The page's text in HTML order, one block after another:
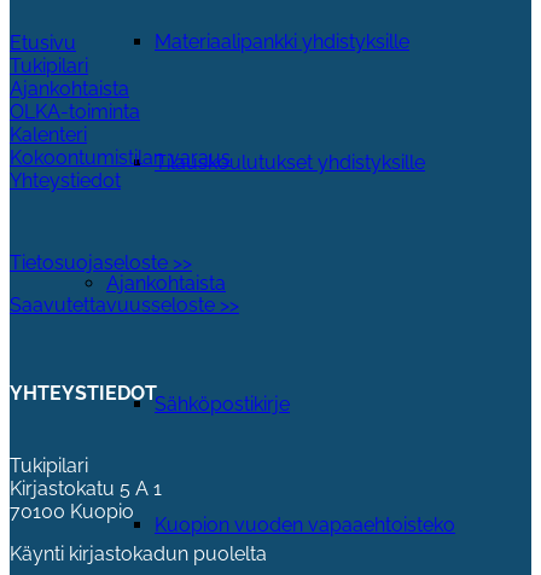
Materiaalipankki yhdistyksille
Tilauskoulutukset yhdistyksille
Ajankohtaista
Sähköpostikirje
Kuopion vuoden vapaaehtoisteko
Etusivu
Tukipilari
Ajankohtaista
OLKA-toiminta
Kalenteri
Kokoontumistilan varaus
Yhteystiedot
Tietosuojaseloste >>
Saavutettavuusseloste >>
YHTEYSTIEDOT
Tukipilari
Kirjastokatu 5 A 1
70100 Kuopio
Käynti kirjastokadun puolelta